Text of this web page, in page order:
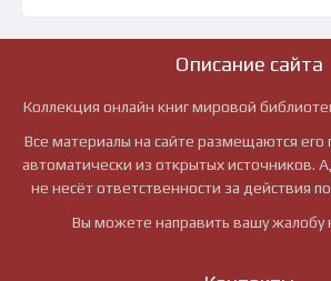
Описание сайта
Коллекция онлайн книг мировой
Все материалы на сайте размещаются его
автоматически из открытых источников.
не несёт ответственности за действия
Вы можете направить вашу жалобу